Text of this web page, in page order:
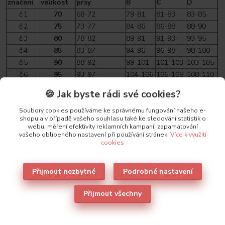
značení velikost prsy B C
D
č.1
70 68-72 79-81 81-83
83-85
č.2
75 73-77 84-86 86-88
88-90
č.3
80 78-82 89-91 91-93
93-95
č.4
85 83-87 94-96 96-98
98-100
č.5
90 88-92 99-101 101-103 103-105
č.6
95 93-97 104-106 106-108 108-110
Parametry
Sielei
Také doporučujeme 2
🍪 Jak byste rádi své cookies?
Soubory cookies používáme ke správnému fungování našeho e-
shopu a v případě vašeho souhlasu také ke sledování statistik o
webu, měření efektivity reklamních kampaní, zapamatování
vašeho oblíbeného nastavení při používání stránek. Více k využití
cookies
Přijmout nezbytné Podrobné nastavení
Přijmout všechny